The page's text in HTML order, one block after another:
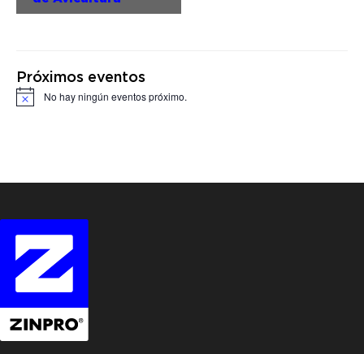
Próximos eventos
Notice No hay ningún eventos próximo.